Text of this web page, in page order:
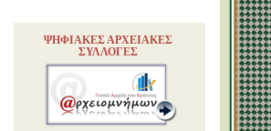
ΨΗΦΙΑΚΕΣ ΑΡΧΕΙΑΚΕΣ
ΣΥΛΛΟΓΕΣ